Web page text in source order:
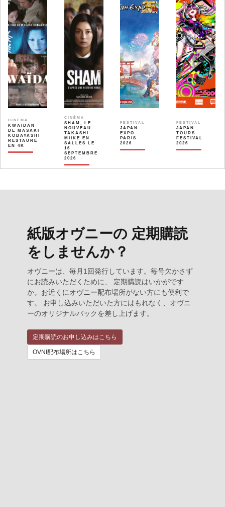
CINÉMA
KWAÏDAN
DE MASAKI
KOBAYASHI
RESTAURÉ
EN 4K
CINÉMA
SHAM, LE
NOUVEAU
TAKASHI
MIIKE EN
SALLES LE
16
SEPTEMBRE
2026
FESTIVAL
JAPAN
EXPO
PARIS
2026
FESTIVAL
JAPAN
TOURS
FESTIVAL
2026
紙版オヴニーの 定期購読
をしませんか？
オヴニーは、毎月1回発行しています。毎号欠かさず
にお読みいただくために、 定期購読はいかがです
か。お近くにオヴニー配布場所がない方にも便利で
す。 お申し込みいただいた方にはもれなく、オヴニ
ーのオリジナルバックを差し上げます。
定期購読のお申し込みはこちら
OVNI配布場所はこちら